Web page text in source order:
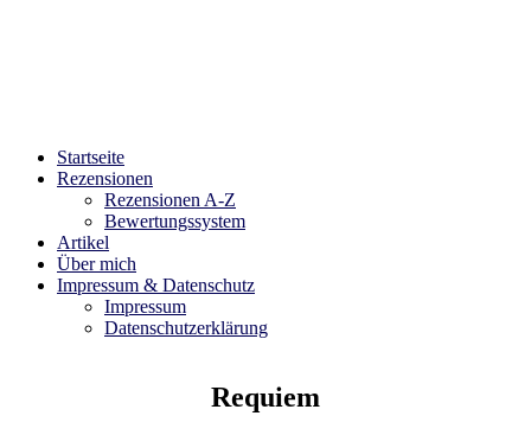
Startseite
Rezensionen
Rezensionen A-Z
Bewertungssystem
Artikel
Über mich
Impressum & Datenschutz
Impressum
Datenschutzerklärung
Requiem